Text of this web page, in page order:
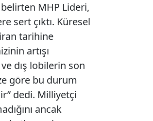
MHP Lideri,
sert çıktı. Küresel
tarihine
artışı
dış lobilerin son
göre bu durum
dedi. Milliyetçi
ancak